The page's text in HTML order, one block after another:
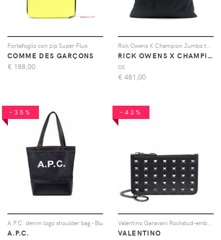
Portafoglio con zip Super Fluo
COMME DES GARÇONS
€ 188,00
RICK OWENS X CHAMPION
OS
€ 481,00
-35%
A.P.C. denim logo shoulder bag - Blu
A.P.C.
-43%
VALENTINO